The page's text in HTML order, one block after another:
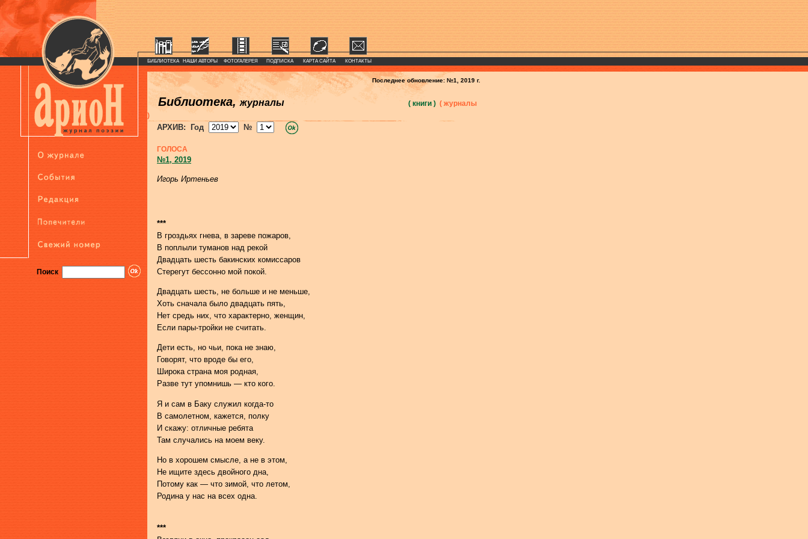
Поиск
БИБЛИОТЕКА НАШИ АВТОРЫ ФОТОГАЛЕРЕЯ ПОДПИСКА КАРТА САЙТА КОНТАКТЫ
Последнее обновление: №1, 2019 г.
Библиотека, журналы ( книги ) ( журналы
)
АРХИВ: Год №
ГОЛОСА
№1, 2019
Игорь Иртеньев
***
В гроздьях гнева, в зареве пожаров,
В поплыли туманов над рекой
Двадцать шесть бакинских комиссаров
Стерегут бессонно мой покой.
Двадцать шесть, не больше и не меньше,
Хоть сначала было двадцать пять,
Нет средь них, что характерно, женщин,
Если пары-тройки не считать.
Дети есть, но чьи, пока не знаю,
Говорят, что вроде бы его,
Широка страна моя родная,
Разве тут упомнишь — кто кого.
Я и сам в Баку служил когда-то
В самолетном, кажется, полку
И скажу: отличные ребята
Там случались на моем веку.
Но в хорошем смысле, а не в этом,
Не ищите здесь двойного дна,
Потому как — что зимой, что летом,
Родина у нас на всех одна.
***